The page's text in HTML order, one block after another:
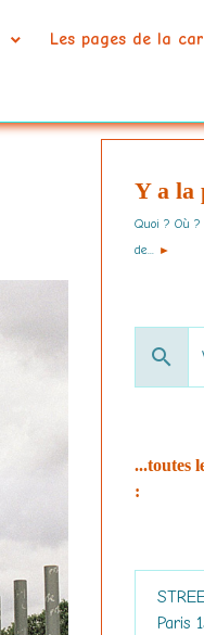
Les pages de la
Y a la
Quoi ? Où
de... ►
...toutes
:
Paris